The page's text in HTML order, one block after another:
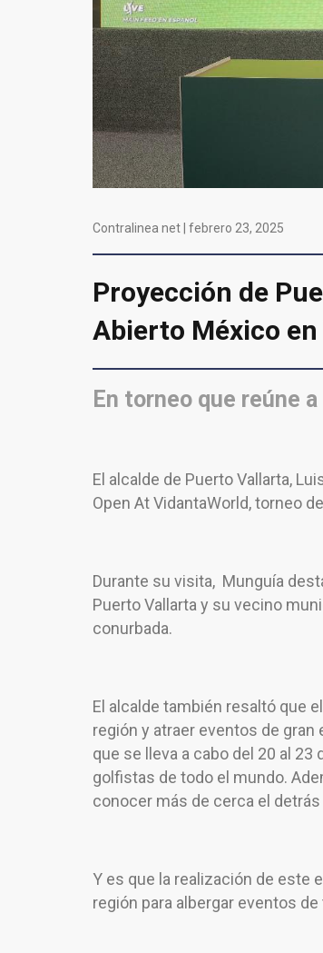
Contralinea net | febrero 23, 2025
Proyección de
Abierto México
En torneo que reúne
El alcalde de Puerto Vallarta,
Open At VidantaWorld, torneo
Durante su visita, Munguía
Puerto Vallarta y su vecino
conurbada.
El alcalde también resaltó que
región y atraer eventos de gran
que se lleva a cabo del 20 al 23
golfistas de todo el mundo.
conocer más de cerca el
Y es que la realización de este
región para albergar eventos